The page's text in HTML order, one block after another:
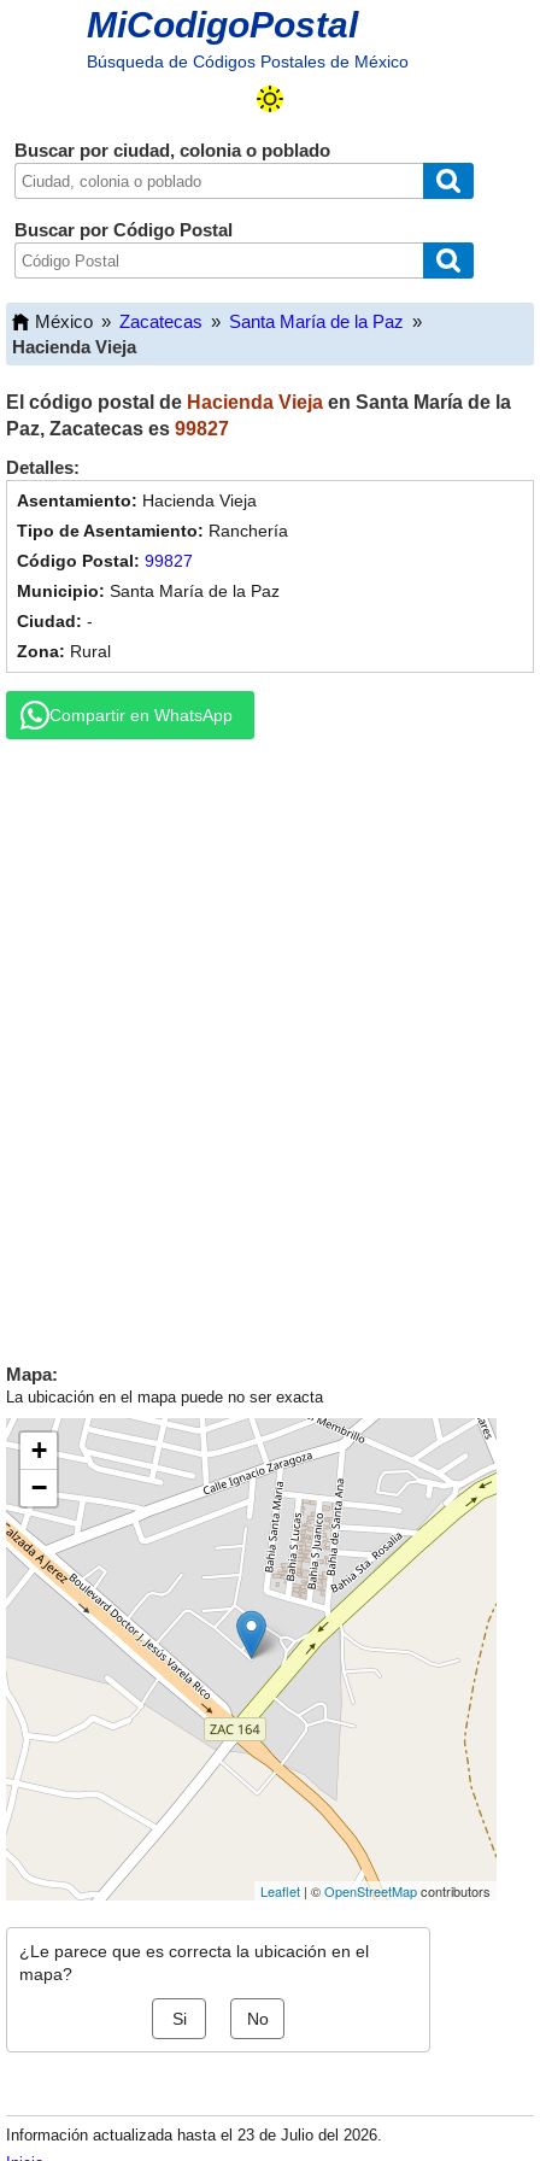
MiCodigoPostal
Búsqueda de Códigos Postales de México
Buscar por ciudad, colonia o poblado
Buscar por Código Postal
México » Zacatecas » Santa María de la Paz »
Hacienda Vieja
El código postal de Hacienda Vieja en Santa María de la
Paz, Zacatecas es 99827
Detalles:
Hacienda Vieja
Ranchería
99827
Santa María de la Paz
-
Rural
Compartir en WhatsApp
Mapa:
La ubicación en el mapa puede no ser exacta
+
−
Leaflet | ©OpenStreetMapcontributors
¿Le parece que es correcta la ubicación en el
mapa?
Si No
Información actualizada hasta el 23 de Julio del 2026.